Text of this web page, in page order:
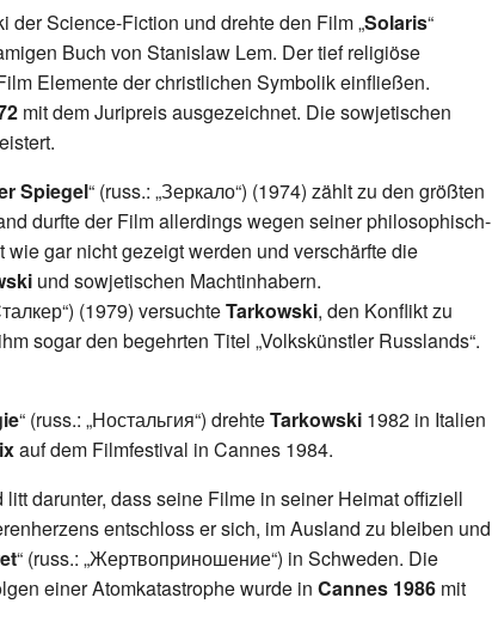
der Science-Fiction und drehte den Film „Solaris“
Buch von Stanislaw Lem. Der tief religiöse
Elemente der christlichen Symbolik einfließen.
mit dem Juripreis ausgezeichnet. Die sowjetischen
Spiegel“ (russ.: „Зеркало“) (1974) zählt zu den größten
durfte der Film allerdings wegen seiner philosophisch-
gar nicht gezeigt werden und verschärfte die
und sowjetischen Machtinhabern.
(1979) versuchteTarkowski, den Konflikt zu
sogar den begehrten Titel „Volkskünstler Russlands“.
“ (russ.: „Ностальгия“) drehteTarkowski 1982 in Italien
auf dem Filmfestival in Cannes 1984.
darunter, dass seine Filme in seiner Heimat offiziell
entschloss er sich, im Ausland zu bleiben und
“ (russ.: „Жертвоприношение“) in Schweden. Die
einer Atomkatastrophe wurde in Cannes 1986 mit